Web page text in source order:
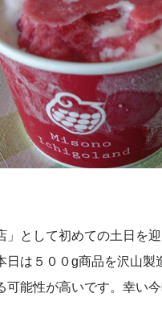
」として初めての土日を
日は５００g商品を沢山
可能性が高いです。幸い